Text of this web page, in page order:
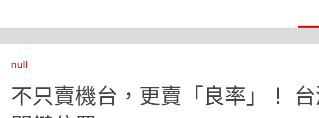
null
不只賣機台，更賣「良率」！